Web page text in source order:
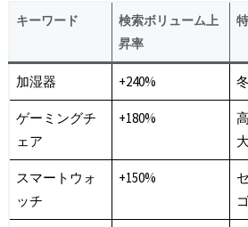
キーワード
検索ボリューム上
昇率
加湿器 +240%
ゲーミングチ
ェア
+180%
スマートウォ
ッチ
+150%